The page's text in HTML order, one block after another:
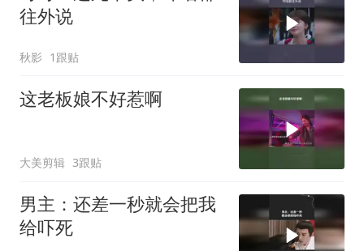
往外说
秋影 1跟贴
这老板娘不好惹啊
大美剪辑 3跟贴
男主：还差一秒就会把我
给吓死